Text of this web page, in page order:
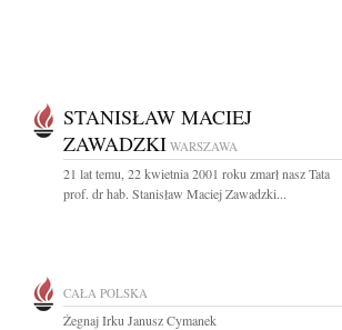
STANISŁAW MACIEJ
ZAWADZKI WARSZAWA
21 lat temu, 22 kwietnia 2001 roku zmarł nasz Tata
prof. dr hab. Stanisław Maciej Zawadzki...
CAŁA POLSKA
Żegnaj Irku Janusz Cymanek